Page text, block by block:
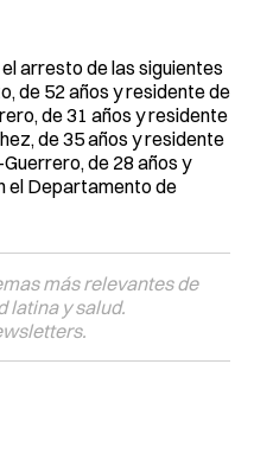
arresto de las siguientes
de 52 años y residente de
de 31 años y residente
de 35 años y residente
de 28 años y
el Departamento de
más relevantes de
latina y salud.